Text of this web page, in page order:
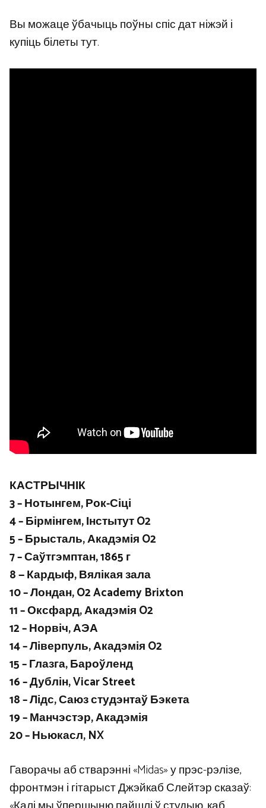
Вы можаце ўбачыць поўны спіс дат ніжэй і
купіць білеты тут.
КАСТРЫЧНІК
3 – Нотынгем, Рок-Сіці
4 – Бірмінгем, Інстытут O2
5 – Брысталь, Акадэмія O2
7 – Саўтгэмптан, 1865 г
8 — Кардыф, Вялікая зала
10 – Лондан, O2 Academy Brixton
11 – Оксфард, Акадэмія O2
12 – Норвіч, АЭА
14 – Ліверпуль, Акадэмія O2
15 – Глазга, Бароўленд
16 – Дублін, Vicar Street
18 – Лідс, Саюз студэнтаў Бэкета
19 – Манчэстэр, Акадэмія
20 – Ньюкасл, NX
Гаворачы аб стварэнні «Midas» у прэс-рэлізе,
фронтмэн і гітарыст Джэйкаб Слейтэр сказаў: